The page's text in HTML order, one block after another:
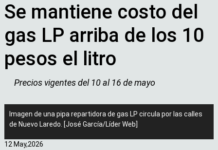
Se mantiene costo del
gas LP arriba de los 10
pesos el litro
Precios vigentes del 10 al 16 de mayo
Imagen de una pipa repartidora de gas LP circula por las calles
de Nuevo Laredo. [José García/Líder Web]
12 May,2026